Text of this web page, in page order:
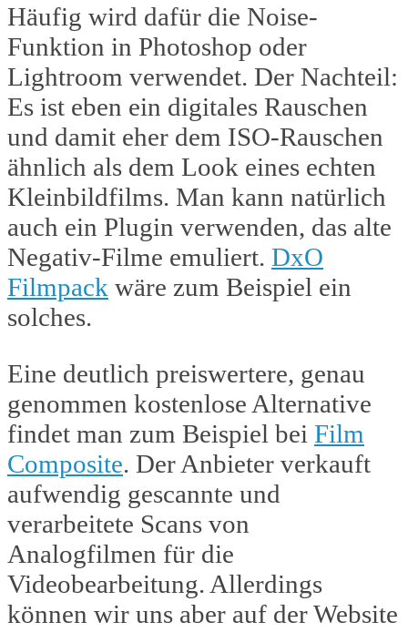
Häufig wird dafür die Noise-
Funktion in Photoshop oder
Lightroom verwendet. Der Nachteil:
Es ist eben ein digitales Rauschen
und damit eher dem ISO-Rauschen
ähnlich als dem Look eines echten
Kleinbildfilms. Man kann natürlich
auch ein Plugin verwenden, das alte
Negativ-Filme emuliert. DxO
Filmpack wäre zum Beispiel ein
solches.
Eine deutlich preiswertere, genau
genommen kostenlose Alternative
findet man zum Beispiel bei Film
Composite. Der Anbieter verkauft
aufwendig gescannte und
verarbeitete Scans von
Analogfilmen für die
Videobearbeitung. Allerdings
können wir uns aber auf der Website